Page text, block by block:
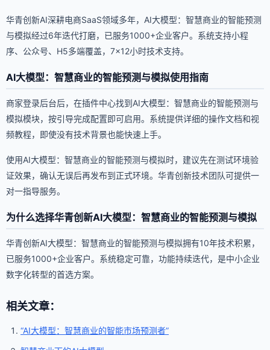
华青创新AI深耕电商SaaS领域多年，AI大模型：智慧商业的智能预测
与模拟经过6年迭代打磨，已服务1000+企业客户。系统支持小程
序、公众号、H5多端覆盖，7×12小时技术支持。
AI大模型：智慧商业的智能预测与模拟使用指南
商家登录后台后，在插件中心找到AI大模型：智慧商业的智能预测与
模拟模块，按引导完成配置即可启用。系统提供详细的操作文档和视
频教程，即使没有技术背景也能快速上手。
使用AI大模型：智慧商业的智能预测与模拟时，建议先在测试环境验
证效果，确认无误后再发布到正式环境。华青创新技术团队可提供一
对一指导服务。
为什么选择华青创新AI大模型：智慧商业的智能预测与模拟
华青创新AI大模型：智慧商业的智能预测与模拟拥有10年技术积累，
已服务1000+企业客户。系统稳定可靠，功能持续迭代，是中小企业
数字化转型的首选方案。
相关文章：
“AI大模型：智慧商业的智能市场预测者”